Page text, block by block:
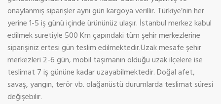
onaylanmış siparişler aynı gün kargoya verillir. Türkiye’nin her
yerine 1-5 iş günü içinde ürününüz ulaşır. İstanbul merkez kabul
edilmek suretiyle 500 Km çapındaki tüm şehir merkezlerine
siparişiniz ertesi gün teslim edilmektedir.Uzak mesafe şehir
merkezleri 2-6 gün, mobil taşımanın olduğu uzak ilçelere ise
teslimat 7 iş gününe kadar uzayabilmektedir. Doğal afet,
savaş, yangın, terör vb. olağanüstü durumlarda teslimat süresi
değişebilir.